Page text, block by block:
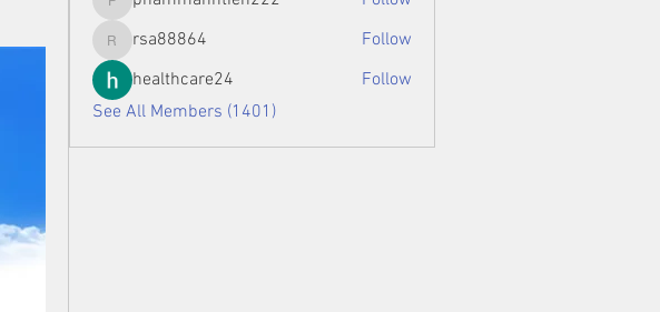
phammanhtien222
rsa88864
rsa88864
Follow
healthcare24
Follow
See All Members (1401)